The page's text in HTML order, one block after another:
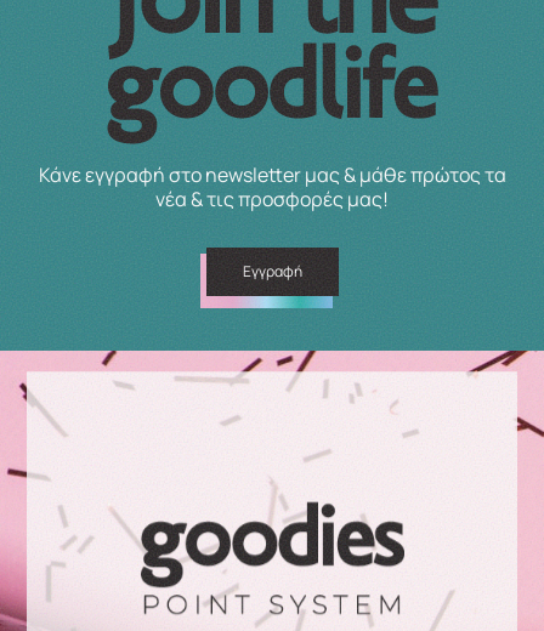
Κάνε εγγραφή στο newsletter μας & μάθε πρώτος τα
νέα & τις προσφορές μας!
Εγγραφή